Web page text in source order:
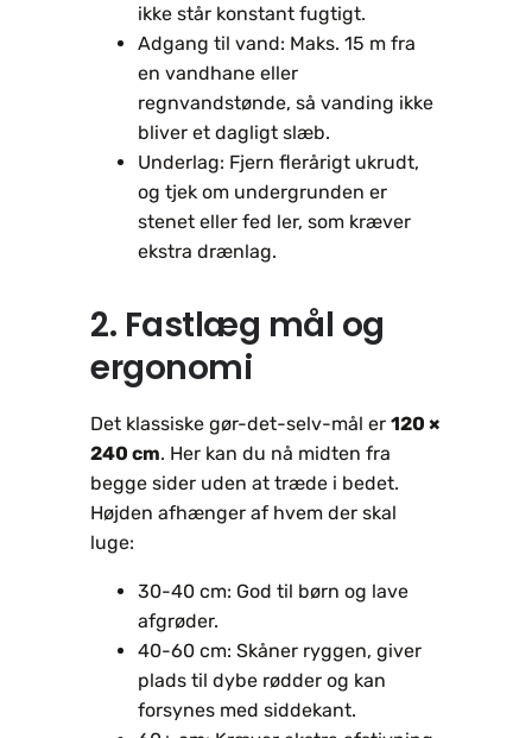
ikke står konstant fugtigt.
Adgang til vand: Maks. 15 m fra
en vandhane eller
regnvandstønde, så vanding ikke
bliver et dagligt slæb.
Underlag: Fjern flerårigt ukrudt,
og tjek om undergrunden er
stenet eller fed ler, som kræver
ekstra drænlag.
2. Fastlæg mål og
ergonomi
Det klassiske gør-det-selv-mål er 120 ×
240 cm. Her kan du nå midten fra
begge sider uden at træde i bedet.
Højden afhænger af hvem der skal
luge:
30-40 cm: God til børn og lave
afgrøder.
40-60 cm: Skåner ryggen, giver
plads til dybe rødder og kan
forsynes med siddekant.